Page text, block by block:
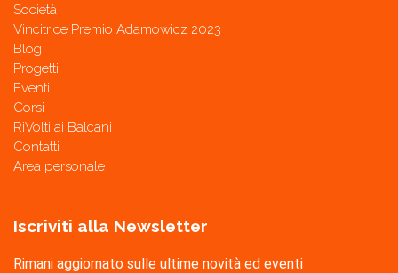
Società
Vincitrice Premio Adamowicz 2023
Blog
Progetti
Eventi
Corsi
RiVolti ai Balcani
Contatti
Area personale
Iscriviti alla Newsletter
Rimani aggiornato sulle ultime novità ed eventi